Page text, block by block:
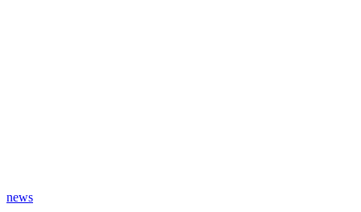
news